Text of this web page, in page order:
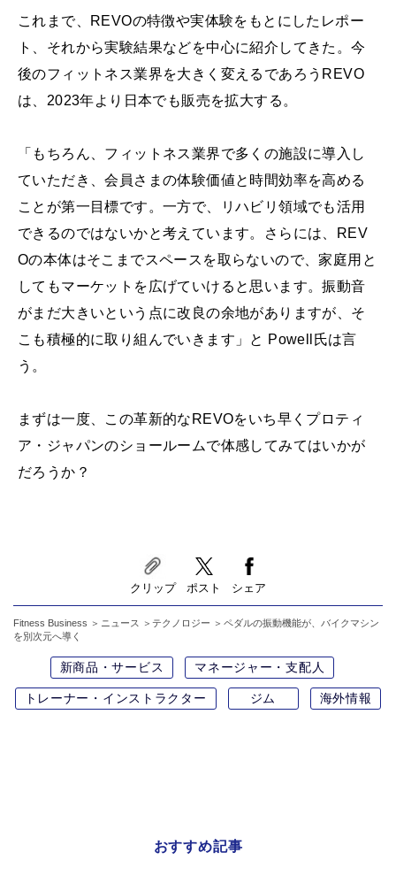
これまで、REVOの特徴や実体験をもとにしたレポー
ト、それから実験結果などを中心に紹介してきた。今
後のフィットネス業界を大きく変えるであろうREVO
は、2023年より日本でも販売を拡大する。
「もちろん、フィットネス業界で多くの施設に導入し
ていただき、会員さまの体験価値と時間効率を高める
ことが第一目標です。一方で、リハビリ領域でも活用
できるのではないかと考えています。さらには、REV
Oの本体はそこまでスペースを取らないので、家庭用と
してもマーケットを広げていけると思います。振動音
がまだ大きいという点に改良の余地がありますが、そ
こも積極的に取り組んでいきます」と Powell氏は言
う。
まずは一度、この革新的なREVOをいち早くプロティ
ア・ジャパンのショールームで体感してみてはいかが
だろうか？
クリップ ポスト シェア
Fitness Business ニュース テクノロジー
ペダルの振動機能が、バイクマシン
を別次元へ導く
新商品・サービス マネージャー・支配人
トレーナー・インストラクター ジム 海外情報
おすすめ記事